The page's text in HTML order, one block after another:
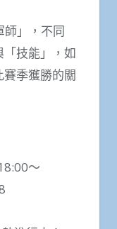
師」，不同
「技能」，如
季獲勝的關
～